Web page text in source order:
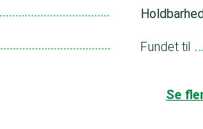
Fundet til
Se